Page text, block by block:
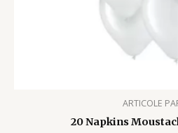
ARTICOLE
20 Napkins